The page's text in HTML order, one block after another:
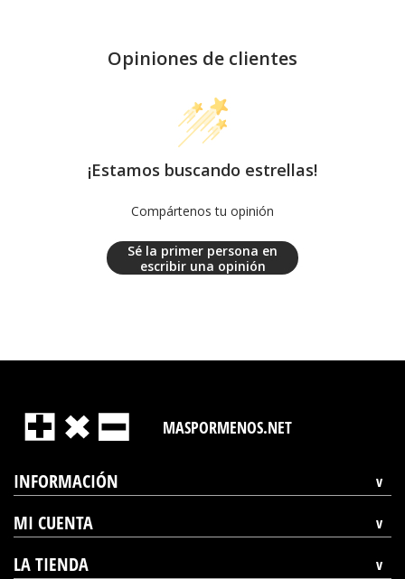
Opiniones de clientes
¡Estamos buscando estrellas!
Compártenos tu opinión
Sé la primer persona en
escribir una opinión
MASPORMENOS.NET
INFORMACIÓN
MI CUENTA
LA TIENDA